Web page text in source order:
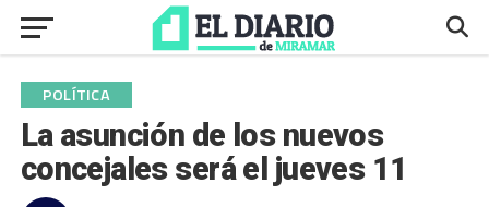
POLÍTICA
La asunción de los nuevos
concejales será el jueves 11